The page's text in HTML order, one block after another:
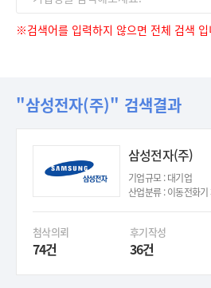
※검색어를 입력하지 않으면 전체 검색 입
"삼성전자(주)" 검색결과
삼성전자(주)
기업규모 : 대기업
산업분류 : 이동전화기
첨삭의뢰
74건
후기작성
36건